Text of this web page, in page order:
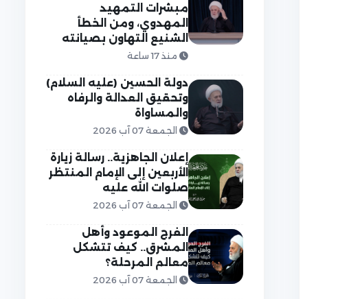
مبشرات التمهيد
المهدوي، ومن الخطأ
الشنيع التهاون بصيانته
منذ 17 ساعة
دولة الحسين (عليه السلام)
وتحقيق العدالة والرفاه
والمساواة
الجمعة 07 آب 2026
إعلان الجاهزية.. رسالة زيارة
الأربعين إلى الإمام المنتظر
صلوات الله عليه
الجمعة 07 آب 2026
الفرج الموعود وأهل
المشرق.. كيف تتشكل
معالم المرحلة؟
الجمعة 07 آب 2026